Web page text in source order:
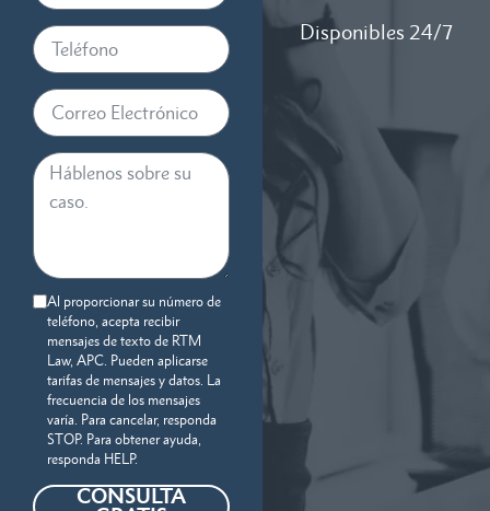
Al proporcionar su número de
teléfono, acepta recibir
mensajes de texto de RTM
Law, APC. Pueden aplicarse
tarifas de mensajes y datos. La
frecuencia de los mensajes
varía. Para cancelar, responda
STOP. Para obtener ayuda,
responda HELP.
CONSULTA
Disponibles 24/7